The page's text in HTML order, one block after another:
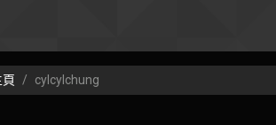
頁 cylcylchung